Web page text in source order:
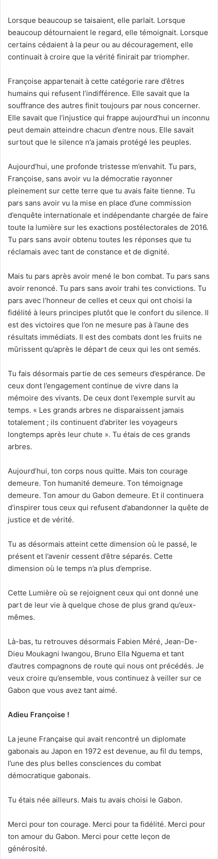
Lorsque beaucoup se taisaient, elle parlait. Lorsque
beaucoup détournaient le regard, elle témoignait. Lorsque
certains cédaient à la peur ou au découragement, elle
continuait à croire que la vérité finirait par triompher.
Françoise appartenait à cette catégorie rare d’êtres
humains qui refusent l’indifférence. Elle savait que la
souffrance des autres finit toujours par nous concerner.
Elle savait que l’injustice qui frappe aujourd’hui un inconnu
peut demain atteindre chacun d’entre nous. Elle savait
surtout que le silence n’a jamais protégé les peuples.
Aujourd’hui, une profonde tristesse m’envahit. Tu pars,
Françoise, sans avoir vu la démocratie rayonner
pleinement sur cette terre que tu avais faite tienne. Tu
pars sans avoir vu la mise en place d’une commission
d’enquête internationale et indépendante chargée de faire
toute la lumière sur les exactions postélectorales de 2016.
Tu pars sans avoir obtenu toutes les réponses que tu
réclamais avec tant de constance et de dignité.
Mais tu pars après avoir mené le bon combat. Tu pars sans
avoir renoncé. Tu pars sans avoir trahi tes convictions. Tu
pars avec l’honneur de celles et ceux qui ont choisi la
fidélité à leurs principes plutôt que le confort du silence. Il
est des victoires que l’on ne mesure pas à l’aune des
résultats immédiats. Il est des combats dont les fruits ne
mûrissent qu’après le départ de ceux qui les ont semés.
Tu fais désormais partie de ces semeurs d’espérance. De
ceux dont l’engagement continue de vivre dans la
mémoire des vivants. De ceux dont l’exemple survit au
temps. « Les grands arbres ne disparaissent jamais
totalement ; ils continuent d’abriter les voyageurs
longtemps après leur chute ». Tu étais de ces grands
arbres.
Aujourd’hui, ton corps nous quitte. Mais ton courage
demeure. Ton humanité demeure. Ton témoignage
demeure. Ton amour du Gabon demeure. Et il continuera
d’inspirer tous ceux qui refusent d’abandonner la quête de
justice et de vérité.
Tu as désormais atteint cette dimension où le passé, le
présent et l’avenir cessent d’être séparés. Cette
dimension où le temps n’a plus d’emprise.
Cette Lumière où se rejoignent ceux qui ont donné une
part de leur vie à quelque chose de plus grand qu’eux-
mêmes.
Là-bas, tu retrouves désormais Fabien Méré, Jean-De-
Dieu Moukagni Iwangou, Bruno Ella Nguema et tant
d’autres compagnons de route qui nous ont précédés. Je
veux croire qu’ensemble, vous continuez à veiller sur ce
Gabon que vous avez tant aimé.
Adieu Françoise !
La jeune Française qui avait rencontré un diplomate
gabonais au Japon en 1972 est devenue, au fil du temps,
l’une des plus belles consciences du combat
démocratique gabonais.
Tu étais née ailleurs. Mais tu avais choisi le Gabon.
Merci pour ton courage. Merci pour ta fidélité. Merci pour
ton amour du Gabon. Merci pour cette leçon de
générosité.